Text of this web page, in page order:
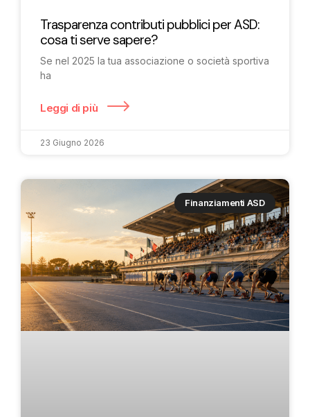
Trasparenza contributi pubblici per ASD:
cosa ti serve sapere?
Se nel 2025 la tua associazione o società sportiva
ha
Leggi di più
23 Giugno 2026
Finanziamenti ASD